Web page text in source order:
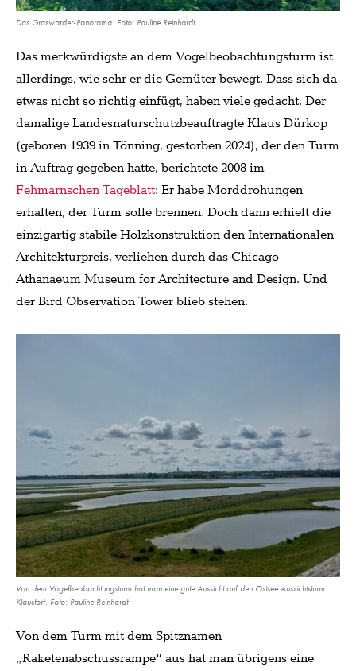
Das Graswarder-Panorama. Foto: Pauline Reinhardt
Das merkwürdigste an dem Vogelbeobachtungsturm ist
allerdings, wie sehr er die Gemüter bewegt. Dass sich da
etwas nicht so richtig einfügt, haben viele gedacht. Der
damalige Landesnaturschutzbeauftragte Klaus Dürkop
(geboren 1939 in Tönning, gestorben 2024), der den Turm
in Auftrag gegeben hatte, berichtete 2008 im
Fehmarnschen Tageblatt: Er habe Morddrohungen
erhalten, der Turm solle brennen. Doch dann erhielt die
einzigartig stabile Holzkonstruktion den Internationalen
Architekturpreis, verliehen durch das Chicago
Athanaeum Museum for Architecture and Design. Und
der Bird Observation Tower blieb stehen.
Von dem Vogelbeobachtungsturm hat man eine gute Aussicht auf den Ostsee Aussichtsturm
Klaustorf. Foto: Pauline Reinhardt
Von dem Turm mit dem Spitznamen
„Raketenabschussrampe“ aus hat man übrigens eine